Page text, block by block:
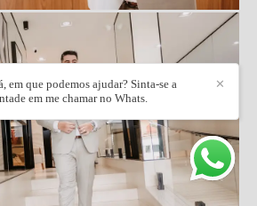
✕
em que podemos ajudar? Sinta-se a
em me chamar no Whats.